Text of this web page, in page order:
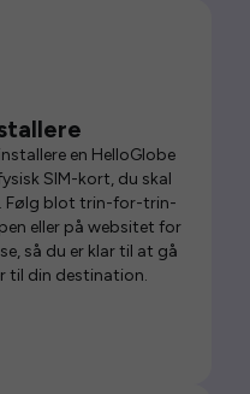
en HelloGlobe
SIM-kort, du skal
Følg blot trin-for-trin-
eller på websitet for
så du er klar til at gå
til din destination.